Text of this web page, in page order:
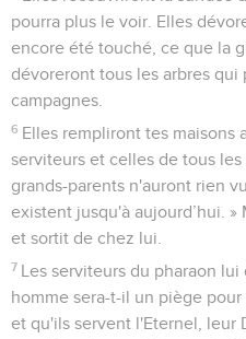
pourra plus le voir. Elles
encore été touché, ce que la
dévoreront tous les arbres qui
campagnes.
6 Elles rempliront tes maisons
serviteurs et celles de tous
grands-parents n'auront rien
existent jusqu'à aujourd’hui.
et sortit de chez lui.
7 Les serviteurs du pharaon
homme sera-t-il un piège pour
et qu'ils servent l'Eternel, leur